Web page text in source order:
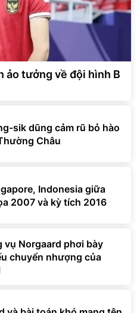
ảo tưởng về đội hình B
sik dũng cảm rũ bỏ hào
Châu
Indonesia giữa
2007 và kỳ tích 2016
vụ Norgaard phơi bày
chuyển nhượng của